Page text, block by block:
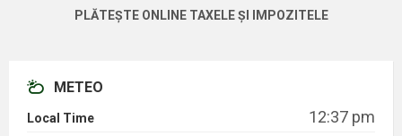
PLĂTEȘTE ONLINE TAXELE ȘI IMPOZITELE
METEO
Local Time 12:37 pm